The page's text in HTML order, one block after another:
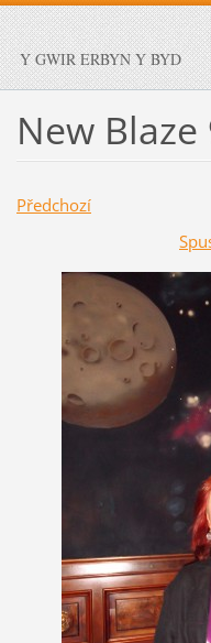
Y GWIR ERBYN Y BYD
New Blaze
Předchozí